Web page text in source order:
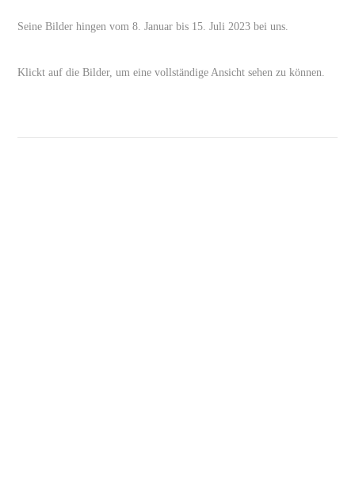
Seine Bilder hingen vom 8. Januar bis 15. Juli 2023 bei uns.
Klickt auf die Bilder, um eine vollständige Ansicht sehen zu können.